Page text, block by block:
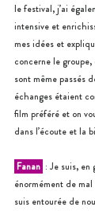
le festival, j’ai
intensive et
mes idées et
concerne le
sont même passés
échanges étaient
film préféré et on
dans l’écoute et la
Fanan : Je suis, en
énormément de
suis entourée de